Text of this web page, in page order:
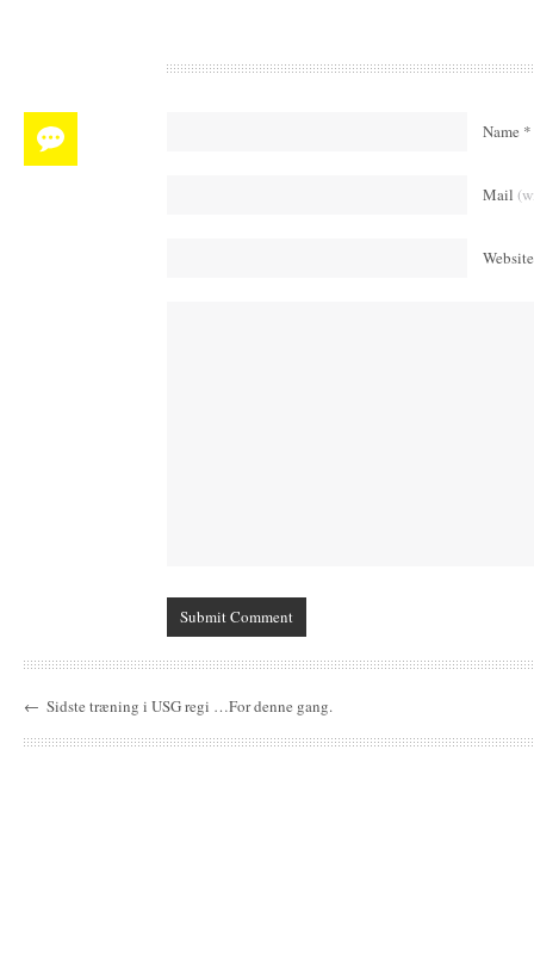
Name *
Mail
Website
← Sidste træning i USG regi …For denne gang.